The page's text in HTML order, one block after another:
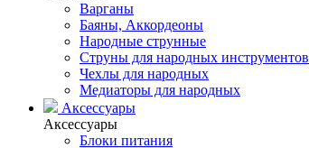
Варганы
Баяны, Аккордеоны
Народные струнные
Струны для народных инструментов
Чехлы для народных
Медиаторы для народных
Аксессуары
Аксессуары
Блоки питания